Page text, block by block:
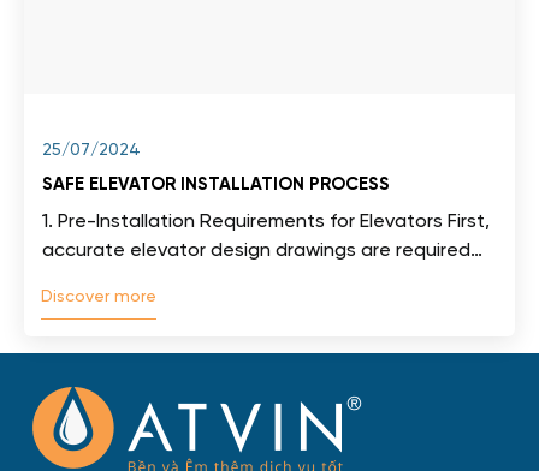
25/07/2024
SAFE ELEVATOR INSTALLATION PROCESS
1. Pre-Installation Requirements for Elevators First,
accurate elevator design drawings are required
locations and dimensions...
Discover more